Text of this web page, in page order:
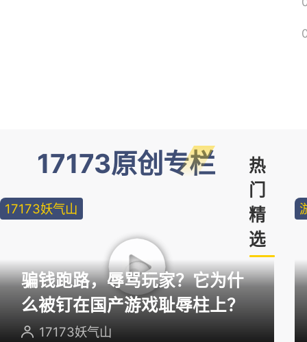
17173原创专栏
热
门
精
选
17173妖气山
骗钱跑路，辱骂玩家？它为什
么被钉在国产游戏耻辱柱上？
17173妖气山